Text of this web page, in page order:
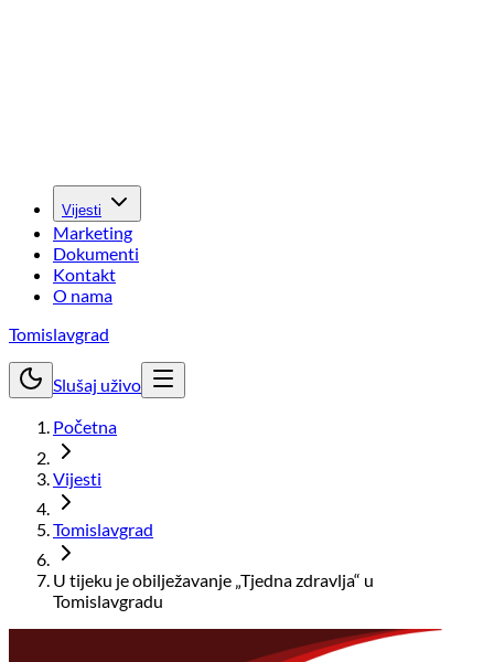
Vijesti
Marketing
Dokumenti
Kontakt
O nama
Tomislavgrad
Slušaj uživo
Početna
Vijesti
Tomislavgrad
U tijeku je obilježavanje „Tjedna zdravlja“ u
Tomislavgradu